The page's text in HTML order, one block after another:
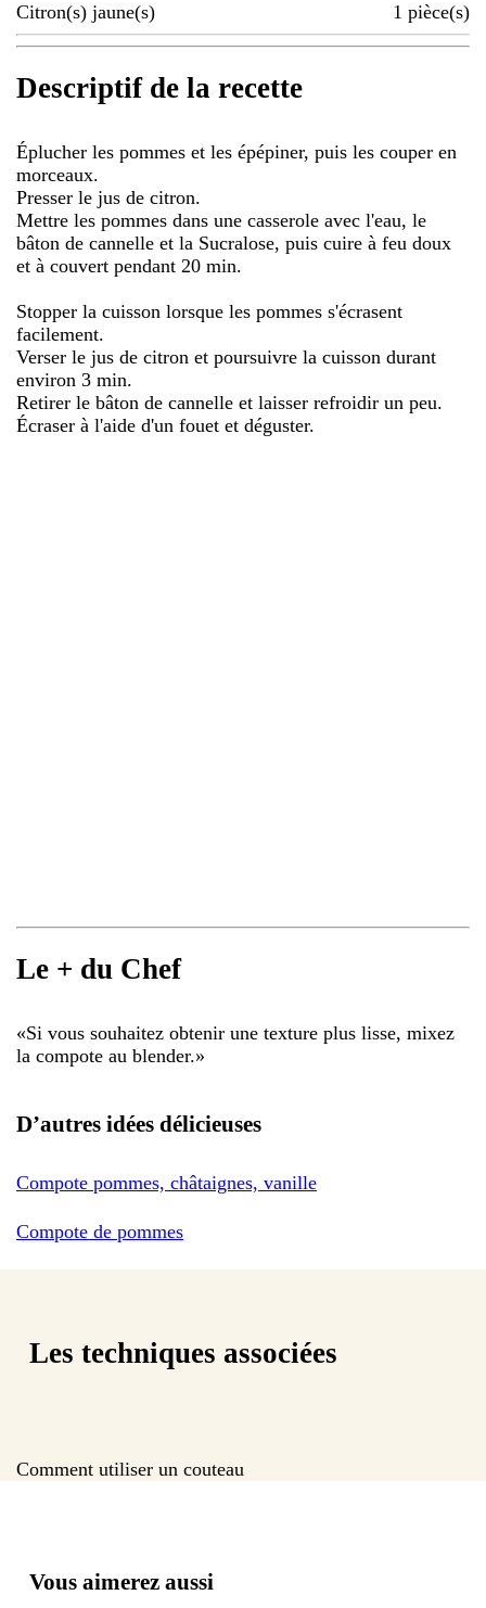
Citron(s) jaune(s) 1 pièce(s)
Descriptif de la recette
Éplucher les pommes et les épépiner, puis les couper en
morceaux.
Presser le jus de citron.
Mettre les pommes dans une casserole avec l'eau, le
bâton de cannelle et la Sucralose, puis cuire à feu doux
et à couvert pendant 20 min.
Stopper la cuisson lorsque les pommes s'écrasent
facilement.
Verser le jus de citron et poursuivre la cuisson durant
environ 3 min.
Retirer le bâton de cannelle et laisser refroidir un peu.
Écraser à l'aide d'un fouet et déguster.
Le + du Chef
«Si vous souhaitez obtenir une texture plus lisse, mixez
la compote au blender.»
D’autres idées délicieuses
Compote pommes, châtaignes, vanille
Compote de pommes
Les techniques associées
Comment utiliser un couteau
Vous aimerez aussi